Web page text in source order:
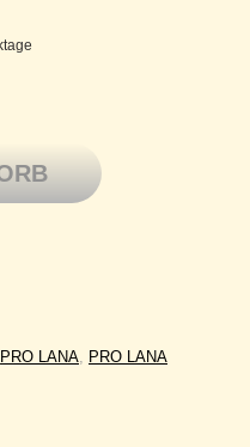
Cotton 24 ocker Menge
PRO LANA, PRO LANA